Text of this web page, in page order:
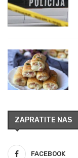
ZAPRATITE NAS
FACEBOOK